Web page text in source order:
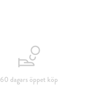
60 dagars öppet köp